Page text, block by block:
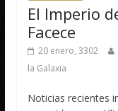
El Imperio
Facece
20 enero, 3302
la Galaxia
Noticias recientes